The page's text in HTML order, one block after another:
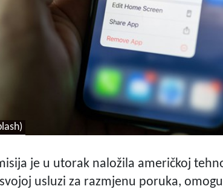
je u utorak naložila američkoj
usluzi za razmjenu poruka,